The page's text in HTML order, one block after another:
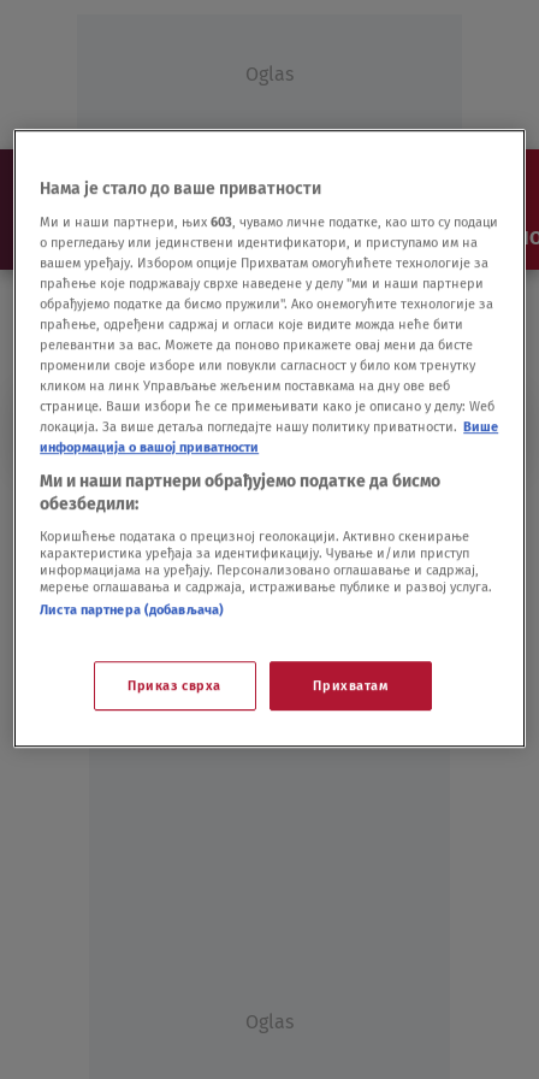
Oglas
NAJNOVIJE VESTI SHOW SPORT VIDEO
NASTAVAK SUĐENJA
ubistvo Ivanovića
POLITIKA15.03.20.
Oglas
Нама је стало до ваше приватности
Ми и наши партнери, њих603, чувамо личне податке, као што су подаци
о прегледању или јединствени идентификатори, и приступамо им на
вашем уређају. Избором опције Прихватам омогућићете технологије за
праћење које подржавају сврхе наведене у делу "ми и наши партнери
обрађујемо податке да бисмо пружили". Ако онемогућите технологије за
праћење, одређени садржај и огласи које видите можда неће бити
релевантни за вас. Можете да поново прикажете овај мени да бисте
променили своје изборе или повукли сагласност у било ком тренутку
кликом на линк Управљање жељеним поставкама на дну ове веб
странице. Ваши избори ће се примењивати како је описано у делу: Wеб
локација. За више детаља погледајте нашу политику приватности. Више
информација о вашој приватности
Ми и наши партнери обрађујемо податке да бисмо
обезбедили:
Коришћење података о прецизној геолокацији. Активно скенирање
карактеристика уређаја за идентификацију. Чување и/или приступ
информацијама на уређају. Персонализовано оглашавање и садржај,
мерење оглашавања и садржаја, истраживање публике и развој услуга.
Листа партнера (добављача)
Приказ сврха Прихватам